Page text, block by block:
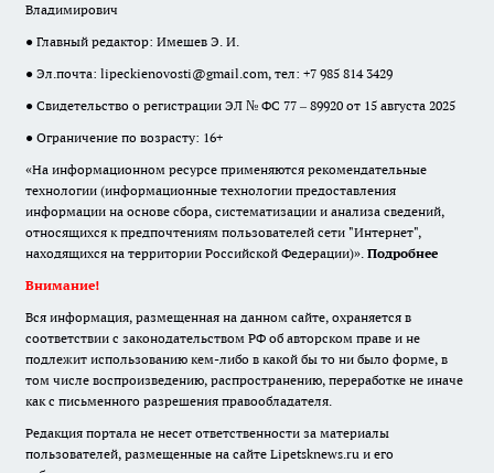
Владимирович
● Главный редактор: Имешев Э. И.
● Эл.почта: lipeckienovosti@gmail.com, тел: +7 985 814 3429
● Свидетельство о регистрации ЭЛ № ФС 77 – 89920 от 15 августа 2025
● Ограничение по возрасту: 16+
«На информационном ресурсе применяются рекомендательные
технологии (информационные технологии предоставления
информации на основе сбора, систематизации и анализа сведений,
относящихся к предпочтениям пользователей сети "Интернет",
находящихся на территории Российской Федерации)». Подробнее
Внимание!
Вся информация, размещенная на данном сайте, охраняется в
соответствии с законодательством РФ об авторском праве и не
подлежит использованию кем-либо в какой бы то ни было форме, в
том числе воспроизведению, распространению, переработке не иначе
как с письменного разрешения правообладателя.
Редакция портала не несет ответственности за материалы
пользователей, размещенные на сайте Lipetsknews.ru и его